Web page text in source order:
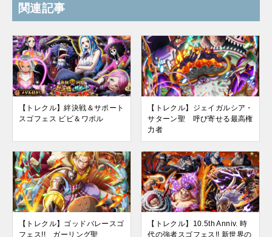
関連記事
【トレクル】絆決戦＆サポート
スゴフェス ビビ＆ワポル
【トレクル】ジェイガルシア・
サターン聖 呼び寄せる最高権
力者
【トレクル】ゴッドバレースゴ
フェス!! ガーリング聖
【トレクル】10.5th Anniv. 時
代の強者スゴフェス!! 新世界の